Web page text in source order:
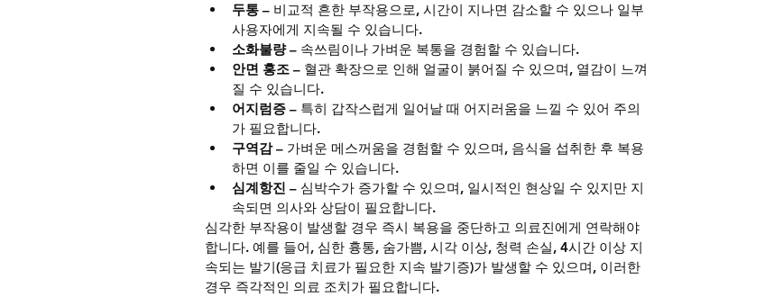
두통 – 비교적 흔한 부작용으로, 시간이 지나면 감소할 수 있으나 일부
사용자에게 지속될 수 있습니다.
소화불량 – 속쓰림이나 가벼운 복통을 경험할 수 있습니다.
안면 홍조 – 혈관 확장으로 인해 얼굴이 붉어질 수 있으며, 열감이 느껴
질 수 있습니다.
어지럼증 – 특히 갑작스럽게 일어날 때 어지러움을 느낄 수 있어 주의
가 필요합니다.
구역감 – 가벼운 메스꺼움을 경험할 수 있으며, 음식을 섭취한 후 복용
하면 이를 줄일 수 있습니다.
심계항진 – 심박수가 증가할 수 있으며, 일시적인 현상일 수 있지만 지
속되면 의사와 상담이 필요합니다.
심각한 부작용이 발생할 경우 즉시 복용을 중단하고 의료진에게 연락해야
합니다. 예를 들어, 심한 흉통, 숨가쁨, 시각 이상, 청력 손실, 4시간 이상 지
속되는 발기(응급 치료가 필요한 지속 발기증)가 발생할 수 있으며, 이러한
경우 즉각적인 의료 조치가 필요합니다.